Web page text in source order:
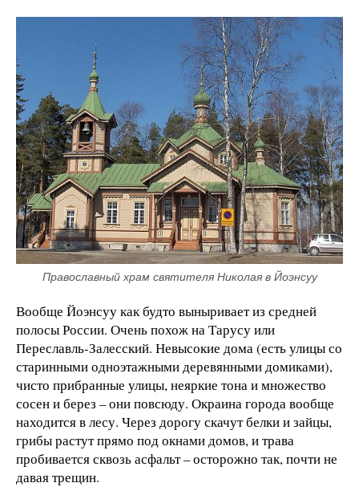
Православный храм святителя Николая в Йоэнсуу
Вообще Йоэнсуу как будто выныривает из средней
полосы России. Очень похож на Тарусу или
Переславль-Залесский. Невысокие дома (есть улицы со
старинными одноэтажными деревянными домиками),
чисто прибранные улицы, неяркие тона и множество
сосен и берез – они повсюду. Окраина города вообще
находится в лесу. Через дорогу скачут белки и зайцы,
грибы растут прямо под окнами домов, и трава
пробивается сквозь асфальт – осторожно так, почти не
давая трещин.